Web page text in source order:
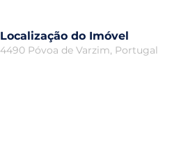
Localização do Imóvel
4490 Póvoa de Varzim, Portugal